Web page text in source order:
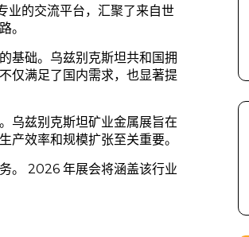
业的交流平台，汇聚了来自世
。
基础。乌兹别克斯坦共和国拥
仅满足了国内需求，也显著提
乌兹别克斯坦矿业金属展旨在
产效率和规模扩张至关重要。
。 2026 年展会将涵盖该行业